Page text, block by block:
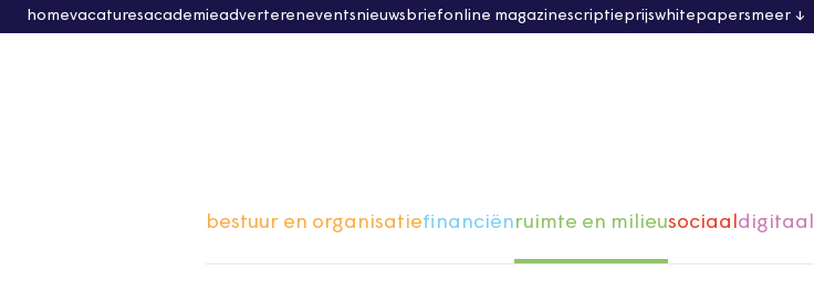
homevacaturesacademieadvertereneventsnieuwsbriefonline magazinescriptieprijswhitepapersmeer
bestuur en organisatiefinanciënruimte en milieusociaaldigitaal